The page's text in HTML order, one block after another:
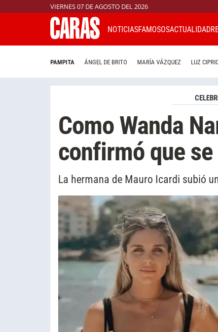
VIERNES 07 DE AGOSTO DEL 2026
NOTICIASFAMOSOSACTUALIDAD
PAMPITA ÁNGEL DE BRITO MARÍA VÁZQUEZ LUZ
Como Wanda
confirmó que
La hermana de Mauro Icardi subió